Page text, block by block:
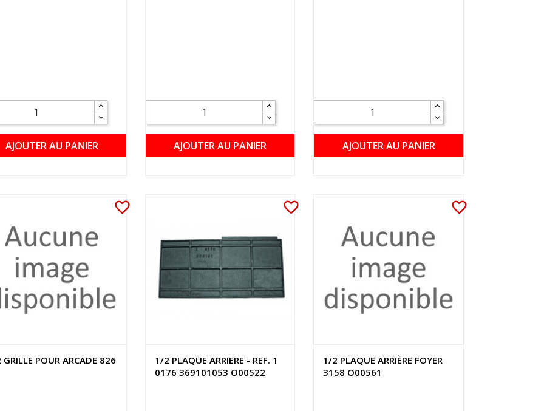
AJOUTER AU PANIER AJOUTER AU PANIER AJOUTER AU PANIER
favorite_border
POUR ARCADE 826
favorite_border
1/2 PLAQUE ARRIERE - REF. 1
0176 369101053 O00522
favorite_border
1/2 PLAQUE ARRIÈRE FOYER
3158 O00561